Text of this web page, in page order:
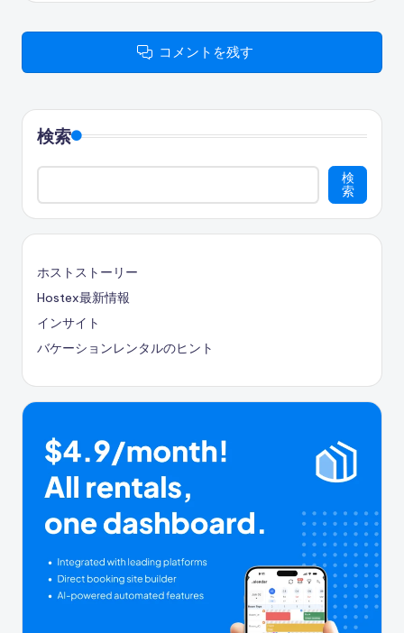
シ
ョ
ン
コメントを残す
検索
検
索
ホストストーリー
Hostex最新情報
インサイト
バケーションレンタルのヒント